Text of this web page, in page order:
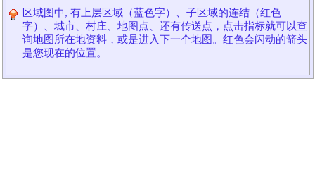
区域图中, 有上层区域（蓝色字）、子区域的连结（红色
字）、城市、村庄、地图点、还有传送点，点击指标就可以查
询地图所在地资料，或是进入下一个地图。红色会闪动的箭头
是您现在的位置。